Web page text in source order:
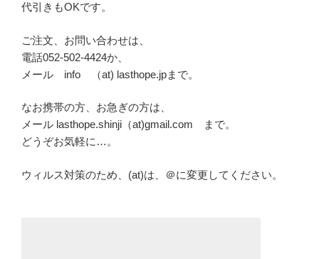
代引きもOKです。
ご注文、お問い合わせは、
電話052-502-4424か、
メール info （at) lasthope.jpまで。
なお携帯の方、お急ぎの方は、
メール lasthope.shinji（at)gmail.com まで。
どうぞお気軽に…。
ウィルス対策のため、(at)は、＠に変更してください。